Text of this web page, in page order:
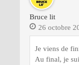
Bruce lit
26 octobre
Je viens de
Au final, je